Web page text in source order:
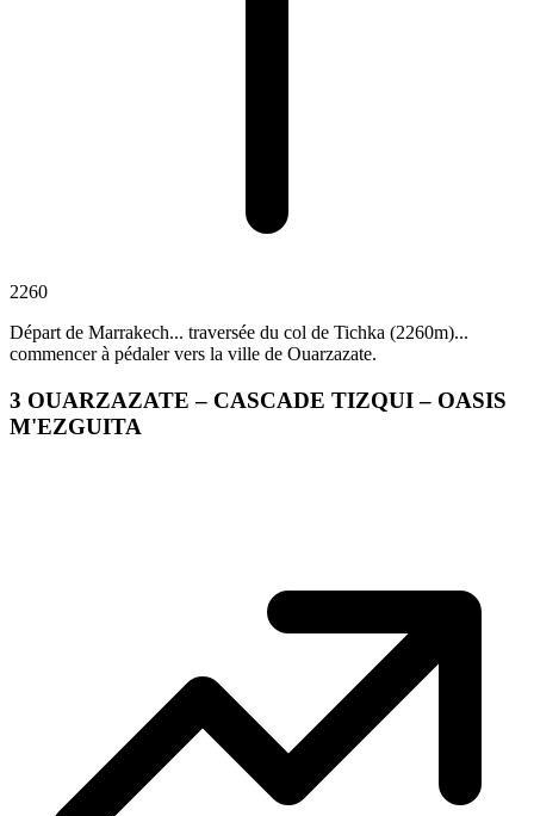
2260
Départ de Marrakech... traversée du col de Tichka (2260m)...
commencer à pédaler vers la ville de Ouarzazate.
3 OUARZAZATE – CASCADE TIZQUI – OASIS
M'EZGUITA